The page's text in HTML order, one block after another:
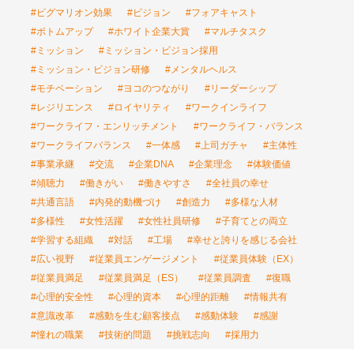
#ピグマリオン効果
#ビジョン
#フォアキャスト
#ボトムアップ
#ホワイト企業大賞
#マルチタスク
#ミッション
#ミッション・ビジョン採用
#ミッション・ビジョン研修
#メンタルヘルス
#モチベーション
#ヨコのつながり
#リーダーシップ
#レジリエンス
#ロイヤリティ
#ワークインライフ
#ワークライフ・エンリッチメント
#ワークライフ・バランス
#ワークライフバランス
#一体感 #上司ガチャ
#主体性
#事業承継
#交流 #企業DNA #企業理念
#体験価値
#傾聴力
#働きがい #働きやすさ
#全社員の幸せ
#共通言語
#内発的動機づけ #創造力
#多様な人材
#多様性
#女性活躍 #女性社員研修
#子育てとの両立
#学習する組織
#対話 #工場
#幸せと誇りを感じる会社
#広い視野
#従業員エンゲージメント
#従業員体験（EX）
#従業員満足
#従業員満足（ES） #従業員調査
#復職
#心理的安全性
#心理的資本 #心理的距離
#情報共有
#意識改革
#感動を生む顧客接点 #感動体験
#感謝
#憧れの職業
#技術的問題 #挑戦志向
#採用力